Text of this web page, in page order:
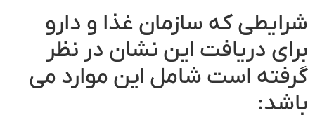
شرایطی که سازمان غذا و دارو
برای دریافت این نشان در نظر
گرفته است شامل این موارد می
باشد: